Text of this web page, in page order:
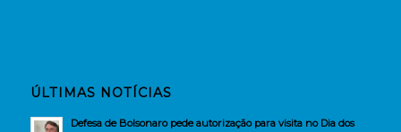
ÚLTIMAS NOTÍCIAS
Defesa de Bolsonaro pede autorização para visita no Dia dos